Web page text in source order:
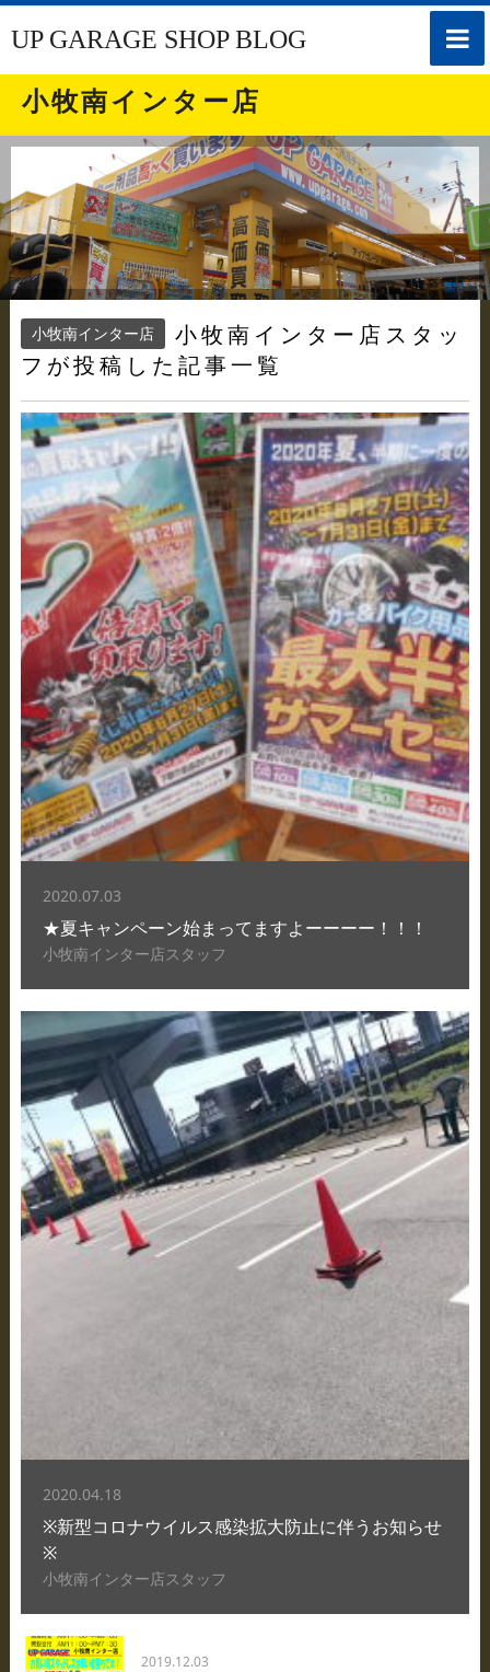
toggle
UP GARAGE SHOP BLOG
小牧南インター店
小牧南インター店
小牧南インター店スタッ
フが投稿した記事一覧
2020.07.03
★夏キャンペーン始まってますよーーーー！！！
小牧南インター店スタッフ
2020.04.18
※新型コロナウイルス感染拡大防止に伴うお知らせ
※
小牧南インター店スタッフ
2019.12.03